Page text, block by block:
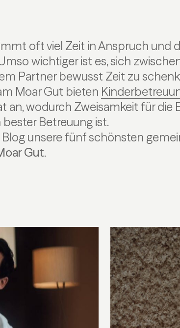
oft viel Zeit in Anspruch und
wichtiger ist es, sich
Partner bewusst Zeit zu
Moar Gut bieten
an, wodurch Zweisamkeit für die
Betreuung ist.
unsere fünf schönsten
Gut.